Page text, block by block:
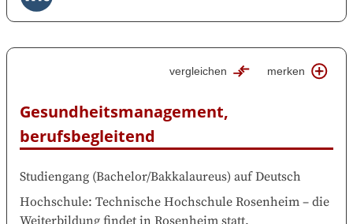
Gesundheitsmanagement,
berufsbegleitend
vergleichen merken
Studiengang (Bachelor/Bakkalaureus) auf Deutsch
Hochschule: Technische Hochschule Rosenheim – die
Weiterbildung findet in Rosenheim statt.